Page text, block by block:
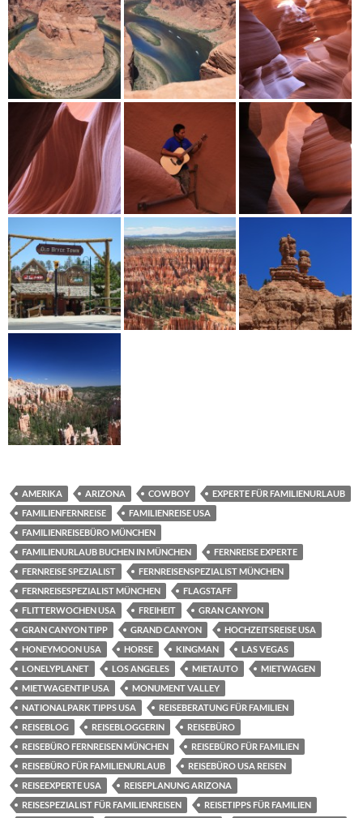
AMERIKA ARIZONA COWBOY
EXPERTE FÜR FAMILIENURLAUB
FAMILIENFERNREISE
FAMILIENREISE USA
FAMILIENREISEBÜRO MÜNCHEN
FAMILIENURLAUB BUCHEN IN MÜNCHEN
FERNREISE EXPERTE
FERNREISE SPEZIALIST
FERNREISENSPEZIALIST MÜNCHEN
FERNREISESPEZIALIST MÜNCHEN
FLAGSTAFF
FLITTERWOCHEN USA
FREIHEIT
GRAN CANYON
GRAN CANYON TIPP
GRAND CANYON
HOCHZEITSREISE USA
HONEYMOON USA
HORSE KINGMAN
LAS VEGAS
LONELYPLANET
LOS ANGELES MIETAUTO
MIETWAGEN
MIETWAGENTIP USA
MONUMENT VALLEY
NATIONALPARK TIPPS USA
REISEBERATUNG FÜR FAMILIEN
REISEBLOG
REISEBLOGGERIN
REISEBÜRO
REISEBÜRO FERNREISEN MÜNCHEN
REISEBÜRO FÜR FAMILIEN
REISEBÜRO FÜR FAMILIENURLAUB
REISEBÜRO USA REISEN
REISEEXPERTE USA
REISEPLANUNG ARIZONA
REISESPEZIALIST FÜR FAMILIENREISEN
REISETIPPS FÜR FAMILIEN